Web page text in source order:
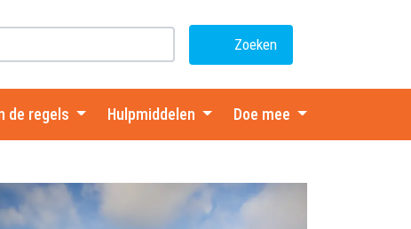
Zoeken
de regels Hulpmiddelen Doe mee